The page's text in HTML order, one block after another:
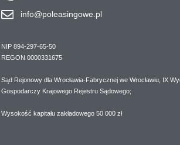
info@poleasingowe.pl
NIP 894-297-65-50
REGON 0000331675
Sąd Rejonowy dla Wrocławia-Fabrycznej we Wrocławiu, IX
Gospodarczy Krajowego Rejestru Sądowego;
Wysokość kapitału zakładowego 50 000 zł